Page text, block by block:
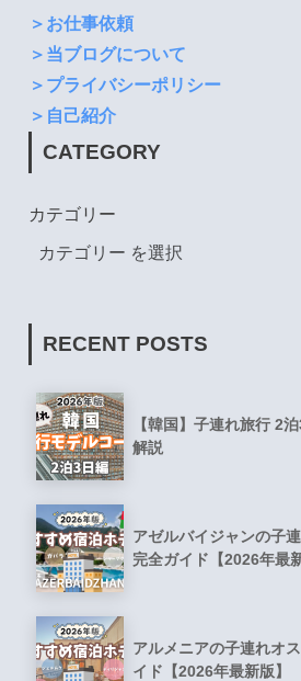
＞お仕事依頼
＞当ブログについて
＞プライバシーポリシー
＞自己紹介
CATEGORY
カテゴリー
RECENT POSTS
【韓国】子連れ旅行 2
解説
アゼルバイジャンの子
完全ガイド【2026年最
アルメニアの子連れオ
イド【2026年最新版】